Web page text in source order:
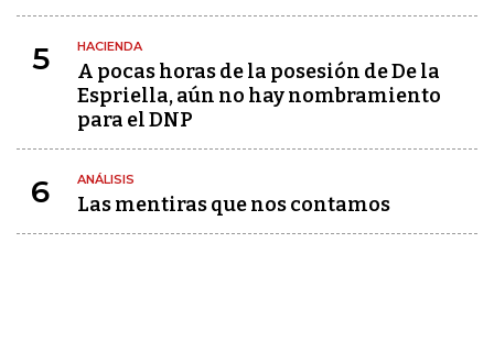
5 HACIENDA
A pocas horas de la posesión de De la
Espriella, aún no hay nombramiento
para el DNP
6 ANÁLISIS
Las mentiras que nos contamos